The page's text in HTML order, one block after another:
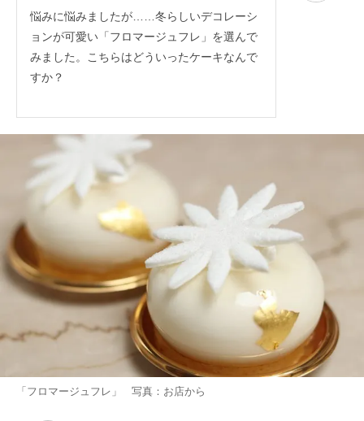
悩みに悩みましたが……冬らしいデコレーシ
ョンが可愛い「フロマージュフレ」を選んで
みました。こちらはどういったケーキなんで
すか？
「フロマージュフレ」 写真：お店から